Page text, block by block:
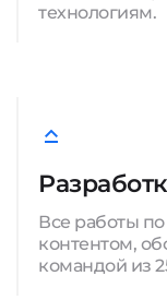
технологиям.
Все работы
контентом,
командой из